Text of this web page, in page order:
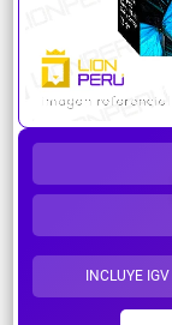
INCLUYE IGV